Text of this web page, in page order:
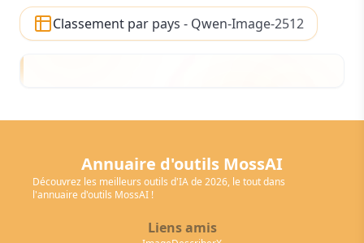
Classement par pays - Qwen-Image-2512
Annuaire d'outils MossAI
Découvrez les meilleurs outils d'IA de 2026, le tout dans
l'annuaire d'outils MossAI !
Liens amis